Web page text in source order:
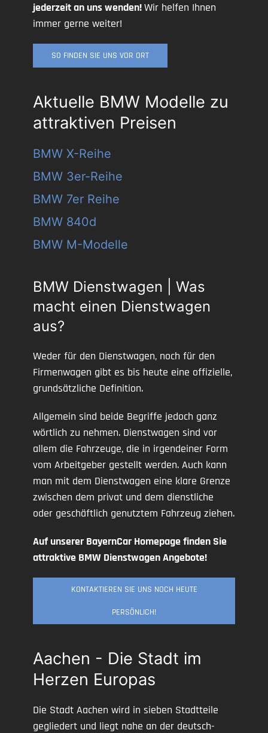
jederzeit an uns wenden!Wir helfen Ihnen
immer gerne weiter!
SO FINDEN SIE UNS VOR ORT
Aktuelle BMW Modelle zu
attraktiven Preisen
BMW X-Reihe
BMW 3er-Reihe
BMW 7er Reihe
BMW 840d
BMW M-Modelle
BMW Dienstwagen | Was
macht einen Dienstwagen
aus?
Weder für den Dienstwagen, noch für den
Firmenwagen gibt es bis heute eine offizielle,
grundsätzliche Definition.
Allgemein sind beide Begriffe jedoch ganz
wörtlich zu nehmen. Dienstwagen sind vor
allem die Fahrzeuge, die in irgendeiner Form
vom Arbeitgeber gestellt werden. Auch kann
man mit dem Dienstwagen eine klare Grenze
zwischen dem privat und dem dienstliche
oder geschäftlich genutztem Fahrzeug ziehen.
Auf unserer BayernCar Homepage finden Sie
attraktive BMW Dienstwagen Angebote!
KONTAKTIEREN SIE UNS NOCH HEUTE
PERSÖNLICH!
Aachen - Die Stadt im
Herzen Europas
Die Stadt Aachen wird in sieben Stadtteile
gegliedert und liegt nahe an der deutsch-